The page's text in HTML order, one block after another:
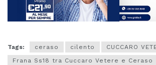
Tags: ceraso cilento
CUCCARO
Frana Ss18 tra Cuccaro Vetere e Ceraso